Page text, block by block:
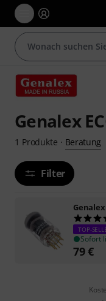
Genalex
1 Produkte · Beratung
Filter
Genalex
TOP-
Sofort
79€